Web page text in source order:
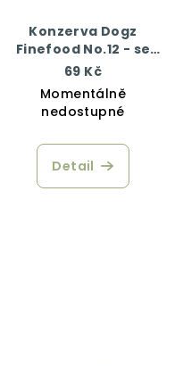
Konzerva Dogz
Finefood No.12 - se
zvěřinou a sledím
masem 200 g
69 Kč
Momentálně
nedostupné
Detail